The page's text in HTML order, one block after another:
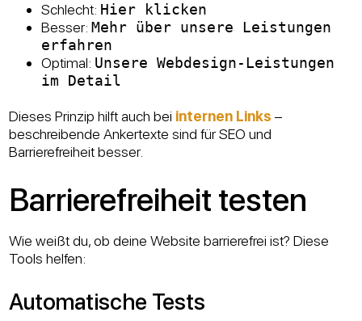
Schlecht: Hier klicken
Besser:Mehr über unsere Leistungen
erfahren
Optimal: Unsere Webdesign-Leistungen
im Detail
Dieses Prinzip hilft auch bei internen Links –
beschreibende Ankertexte sind für SEO und
Barrierefreiheit besser.
Barrierefreiheit testen
Wie weißt du, ob deine Website barrierefrei ist? Diese
Tools helfen:
Automatische Tests